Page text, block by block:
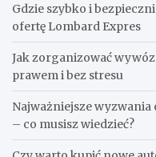
Gdzie szybko i
ofertę Lombard Expres
Jak zorganizować
prawem i bez stresu
Najważniejsze
– co musisz wiedzieć?